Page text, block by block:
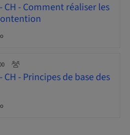
CH - Comment réaliser les
CH - Principes de base des